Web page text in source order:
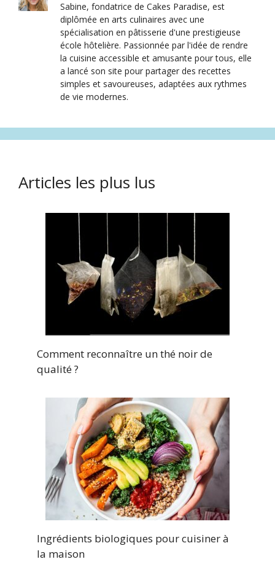
Sabine, fondatrice de Cakes Paradise, est
diplômée en arts culinaires avec une
spécialisation en pâtisserie d'une prestigieuse
école hôtelière. Passionnée par l'idée de rendre
la cuisine accessible et amusante pour tous, elle
a lancé son site pour partager des recettes
simples et savoureuses, adaptées aux rythmes
de vie modernes.
Articles les plus lus
Comment reconnaître un thé noir de
qualité ?
Ingrédients biologiques pour cuisiner à
la maison